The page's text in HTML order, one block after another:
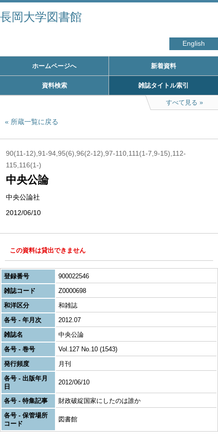
長岡大学図書館
English
ホームページへ 新着資料
資料検索 雑誌タイトル索引
すべて見る
所蔵一覧に戻る
90(11-12),91-94,95(6),96(2-12),97-110,111(1-7,9-15),112-
115,116(1-)
中央公論
中央公論社
2012/06/10
この資料は貸出できません
登録番号
900022546
雑誌コード
Z0000698
和洋区分
和雑誌
各号 - 年月次
2012.07
雑誌名
中央公論
各号 - 巻号
Vol.127 No.10 (1543)
発行頻度
月刊
各号 - 出版年月
日
2012/06/10
各号 - 特集記事
財政破綻国家にしたのは誰か
各号 - 保管場所
コード
図書館